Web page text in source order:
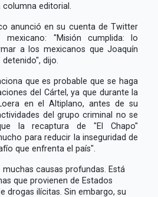
editorial.
anunció en su cuenta de Twitter
"Misión cumplida: lo
a los mexicanos que Joaquín
dijo.
que es probable que se haga
del Cártel, ya que durante la
en el Altiplano, antes de su
del grupo criminal no se
la recaptura de "El Chapo"
para reducir la inseguridad de
que enfrenta el país".
causas profundas. Está
que provienen de Estados
drogas ilícitas. Sin embargo, su